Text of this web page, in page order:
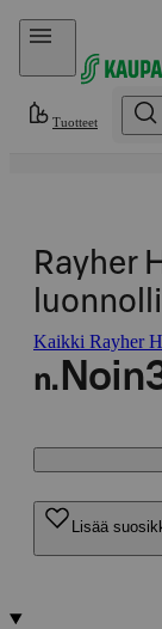
Hyppää sisältöön
Tuotteet
Rayher
Kaikki Rayher
n. Noin
Lisää